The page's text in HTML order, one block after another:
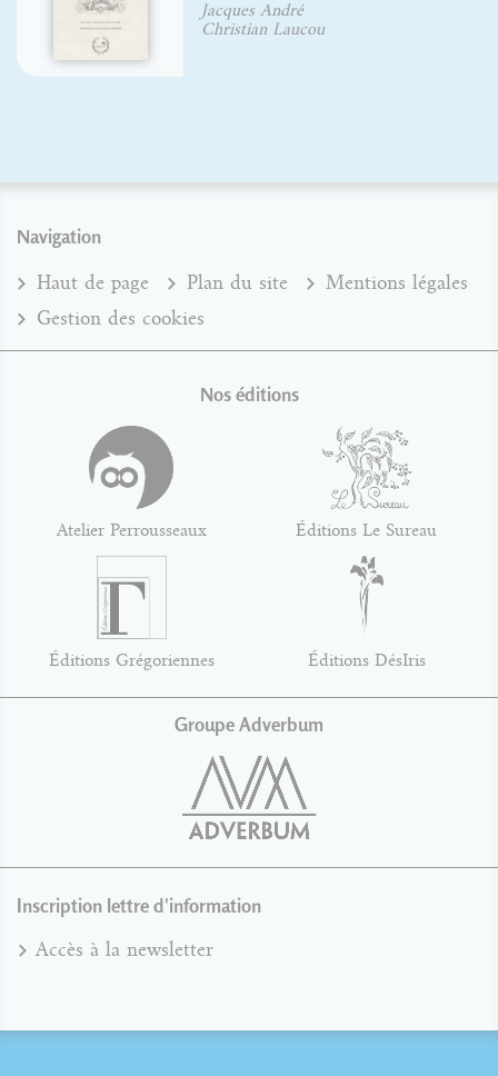
Jacques André
Christian Laucou
Navigation
Haut de page Plan du site
Mentions légales
Gestion des cookies
Nos éditions
Atelier Perrousseaux Éditions Le Sureau
Éditions Grégoriennes Éditions DésIris
Groupe Adverbum
Inscription lettre d'information
Accès à la newsletter